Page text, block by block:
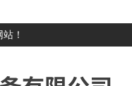
！